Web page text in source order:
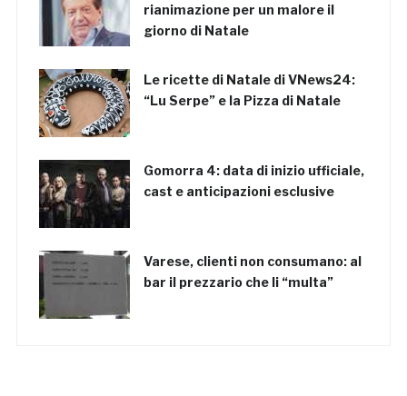
rianimazione per un malore il
giorno di Natale
Le ricette di Natale di VNews24:
“Lu Serpe” e la Pizza di Natale
Gomorra 4: data di inizio ufficiale,
cast e anticipazioni esclusive
Varese, clienti non consumano: al
bar il prezzario che li “multa”